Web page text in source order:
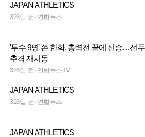
JAPAN ATHLETICS
326일 전 연합뉴스
'투수 9명' 쓴 한화, 총력전 끝에 신승…선두
추격 재시동
326일 전 연합뉴스TV
JAPAN ATHLETICS
326일 전 연합뉴스
JAPAN ATHLETICS